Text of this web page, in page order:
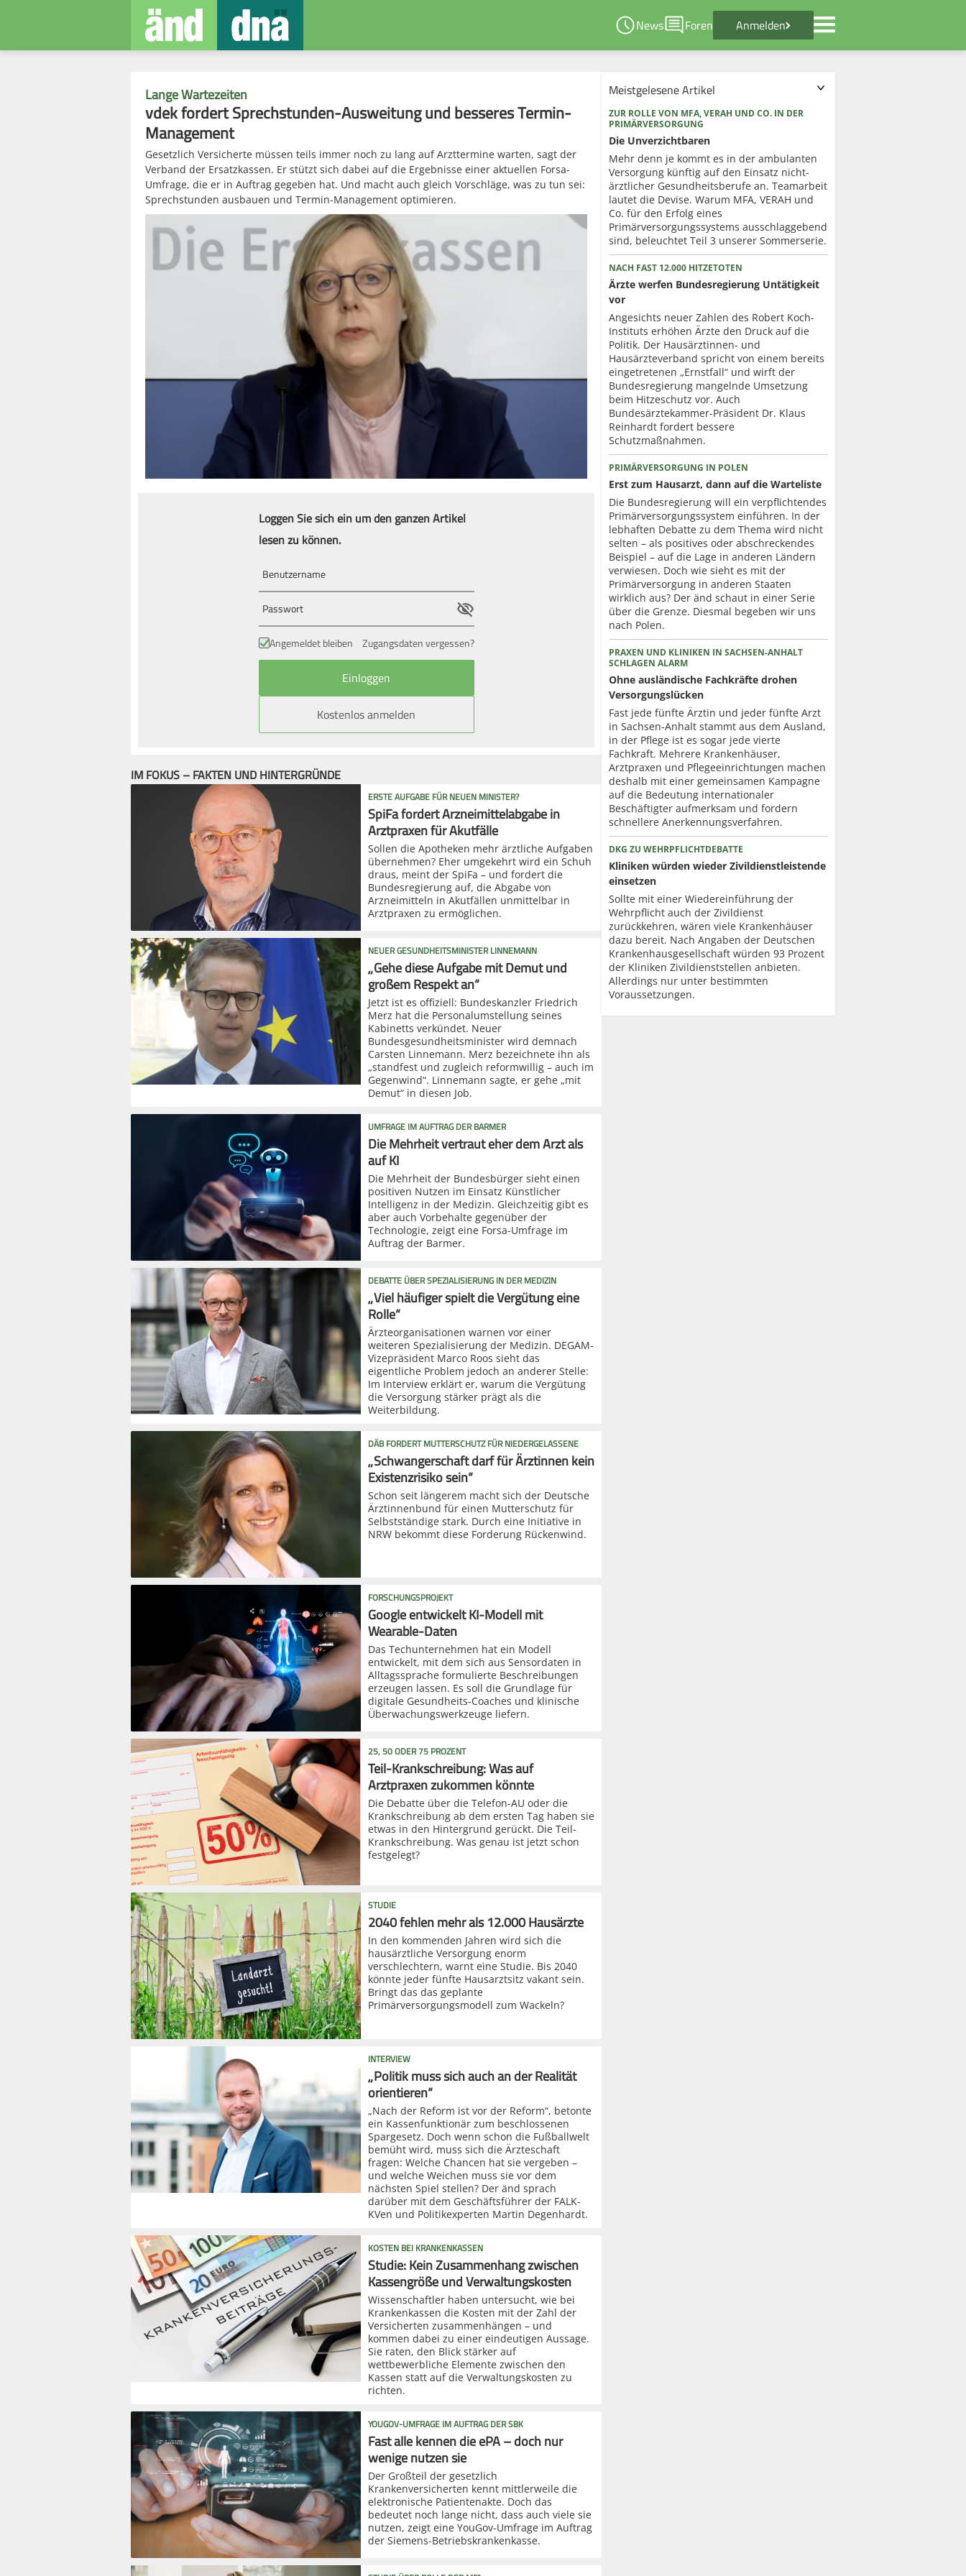
News Foren Anmelden
Lange Wartezeiten
vdek fordert Sprechstunden-Ausweitung und besseres Termin-
Management
Gesetzlich Versicherte müssen teils immer noch zu lang auf Arzttermine warten, sagt der
Verband der Ersatzkassen. Er stützt sich dabei auf die Ergebnisse einer aktuellen Forsa-
Umfrage, die er in Auftrag gegeben hat. Und macht auch gleich Vorschläge, was zu tun sei:
Sprechstunden ausbauen und Termin-Management optimieren.
Loggen Sie sich ein um den ganzen Artikel
lesen zu können.
Angemeldet bleiben Zugangsdaten vergessen?
Kostenlos anmelden
IM FOKUS – FAKTEN UND HINTERGRÜNDE
ERSTE AUFGABE FÜR NEUEN MINISTER?
SpiFa fordert Arzneimittelabgabe in
Arztpraxen für Akutfälle
Sollen die Apotheken mehr ärztliche Aufgaben
übernehmen? Eher umgekehrt wird ein Schuh
draus, meint der SpiFa – und fordert die
Bundesregierung auf, die Abgabe von
Arzneimitteln in Akutfällen unmittelbar in
Arztpraxen zu ermöglichen.
NEUER GESUNDHEITSMINISTER LINNEMANN
„Gehe diese Aufgabe mit Demut und
großem Respekt an“
Jetzt ist es offiziell: Bundeskanzler Friedrich
Merz hat die Personalumstellung seines
Kabinetts verkündet. Neuer
Bundesgesundheitsminister wird demnach
Carsten Linnemann. Merz bezeichnete ihn als
„standfest und zugleich reformwillig – auch im
Gegenwind“. Linnemann sagte, er gehe „mit
Demut“ in diesen Job.
UMFRAGE IM AUFTRAG DER BARMER
Die Mehrheit vertraut eher dem Arzt als
auf KI
Die Mehrheit der Bundesbürger sieht einen
positiven Nutzen im Einsatz Künstlicher
Intelligenz in der Medizin. Gleichzeitig gibt es
aber auch Vorbehalte gegenüber der
Technologie, zeigt eine Forsa-Umfrage im
Auftrag der Barmer.
DEBATTE ÜBER SPEZIALISIERUNG IN DER MEDIZIN
„Viel häufiger spielt die Vergütung eine
Rolle“
Ärzteorganisationen warnen vor einer
weiteren Spezialisierung der Medizin. DEGAM-
Vizepräsident Marco Roos sieht das
eigentliche Problem jedoch an anderer Stelle:
Im Interview erklärt er, warum die Vergütung
die Versorgung stärker prägt als die
Weiterbildung.
DÄB FORDERT MUTTERSCHUTZ FÜR NIEDERGELASSENE
„Schwangerschaft darf für Ärztinnen kein
Existenzrisiko sein“
Schon seit längerem macht sich der Deutsche
Ärztinnenbund für einen Mutterschutz für
Selbstständige stark. Durch eine Initiative in
NRW bekommt diese Forderung Rückenwind.
FORSCHUNGSPROJEKT
Google entwickelt KI-Modell mit
Wearable-Daten
Das Techunternehmen hat ein Modell
entwickelt, mit dem sich aus Sensordaten in
Alltagssprache formulierte Beschreibungen
erzeugen lassen. Es soll die Grundlage für
digitale Gesundheits-Coaches und klinische
Überwachungswerkzeuge liefern.
25, 50 ODER 75 PROZENT
Teil-Krankschreibung: Was auf
Arztpraxen zukommen könnte
Die Debatte über die Telefon-AU oder die
Krankschreibung ab dem ersten Tag haben sie
etwas in den Hintergrund gerückt. Die Teil-
Krankschreibung. Was genau ist jetzt schon
festgelegt?
STUDIE
2040 fehlen mehr als 12.000 Hausärzte
In den kommenden Jahren wird sich die
hausärztliche Versorgung enorm
verschlechtern, warnt eine Studie. Bis 2040
könnte jeder fünfte Hausarztsitz vakant sein.
Bringt das das geplante
Primärversorgungsmodell zum Wackeln?
INTERVIEW
„Politik muss sich auch an der Realität
orientieren“
„Nach der Reform ist vor der Reform“, betonte
ein Kassenfunktionär zum beschlossenen
Spargesetz. Doch wenn schon die Fußballwelt
bemüht wird, muss sich die Ärzteschaft
fragen: Welche Chancen hat sie vergeben –
und welche Weichen muss sie vor dem
nächsten Spiel stellen? Der änd sprach
darüber mit dem Geschäftsführer der FALK-
KVen und Politikexperten Martin Degenhardt.
KOSTEN BEI KRANKENKASSEN
Studie: Kein Zusammenhang zwischen
Kassengröße und Verwaltungskosten
Wissenschaftler haben untersucht, wie bei
Krankenkassen die Kosten mit der Zahl der
Versicherten zusammenhängen – und
kommen dabei zu einer eindeutigen Aussage.
Sie raten, den Blick stärker auf
wettbewerbliche Elemente zwischen den
Kassen statt auf die Verwaltungskosten zu
richten.
YOUGOV-UMFRAGE IM AUFTRAG DER SBK
Fast alle kennen die ePA – doch nur
wenige nutzen sie
Der Großteil der gesetzlich
Krankenversicherten kennt mittlerweile die
elektronische Patientenakte. Doch das
bedeutet noch lange nicht, dass auch viele sie
nutzen, zeigt eine YouGov-Umfrage im Auftrag
der Siemens-Betriebskrankenkasse.
Meistgelesene Artikel
ZUR ROLLE VON MFA, VERAH UND CO. IN DER
PRIMÄRVERSORGUNG
Die Unverzichtbaren
Mehr denn je kommt es in der ambulanten
Versorgung künftig auf den Einsatz nicht-
ärztlicher Gesundheitsberufe an. Teamarbeit
lautet die Devise. Warum MFA, VERAH und
Co. für den Erfolg eines
Primärversorgungssystems ausschlaggebend
sind, beleuchtet Teil 3 unserer Sommerserie.
NACH FAST 12.000 HITZETOTEN
Ärzte werfen Bundesregierung Untätigkeit
vor
Angesichts neuer Zahlen des Robert Koch-
Instituts erhöhen Ärzte den Druck auf die
Politik. Der Hausärztinnen- und
Hausärzteverband spricht von einem bereits
eingetretenen „Ernstfall“ und wirft der
Bundesregierung mangelnde Umsetzung
beim Hitzeschutz vor. Auch
Bundesärztekammer-Präsident Dr. Klaus
Reinhardt fordert bessere
Schutzmaßnahmen.
PRIMÄRVERSORGUNG IN POLEN
Erst zum Hausarzt, dann auf die Warteliste
Die Bundesregierung will ein verpflichtendes
Primärversorgungssystem einführen. In der
lebhaften Debatte zu dem Thema wird nicht
selten – als positives oder abschreckendes
Beispiel – auf die Lage in anderen Ländern
verwiesen. Doch wie sieht es mit der
Primärversorgung in anderen Staaten
wirklich aus? Der änd schaut in einer Serie
über die Grenze. Diesmal begeben wir uns
nach Polen.
PRAXEN UND KLINIKEN IN SACHSEN-ANHALT
SCHLAGEN ALARM
Ohne ausländische Fachkräfte drohen
Versorgungslücken
Fast jede fünfte Ärztin und jeder fünfte Arzt
in Sachsen-Anhalt stammt aus dem Ausland,
in der Pflege ist es sogar jede vierte
Fachkraft. Mehrere Krankenhäuser,
Arztpraxen und Pflegeeinrichtungen machen
deshalb mit einer gemeinsamen Kampagne
auf die Bedeutung internationaler
Beschäftigter aufmerksam und fordern
schnellere Anerkennungsverfahren.
DKG ZU WEHRPFLICHTDEBATTE
Kliniken würden wieder Zivildienstleistende
einsetzen
Sollte mit einer Wiedereinführung der
Wehrpflicht auch der Zivildienst
zurückkehren, wären viele Krankenhäuser
dazu bereit. Nach Angaben der Deutschen
Krankenhausgesellschaft würden 93 Prozent
der Kliniken Zivildienststellen anbieten.
Allerdings nur unter bestimmten
Voraussetzungen.